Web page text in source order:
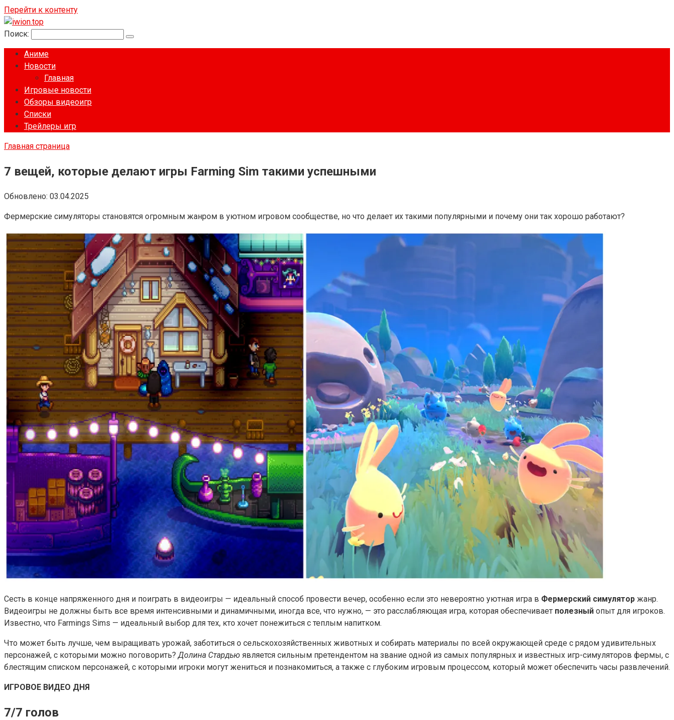
Перейти к контенту
Поиск:
Аниме
Новости
Главная
Игровые новости
Обзоры видеоигр
Списки
Трейлеры игр
Главная страница
7 вещей, которые делают игры Farming Sim такими успешными
Обновлено: 03.04.2025
Фермерские симуляторы становятся огромным жанром в уютном игровом сообществе, но что делает их такими популярными и почему они так хорошо работают?
Сесть в конце напряженного дня и поиграть в видеоигры — идеальный способ провести вечер, особенно если это невероятно уютная игра в Фермерский симулятор жанр.
Видеоигры не должны быть все время интенсивными и динамичными, иногда все, что нужно, — это расслабляющая игра, которая обеспечивает полезный опыт для игроков.
Известно, что Farmings Sims — идеальный выбор для тех, кто хочет понежиться с теплым напитком.
Что может быть лучше, чем выращивать урожай, заботиться о сельскохозяйственных животных и собирать материалы по всей окружающей среде с рядом удивительных
персонажей, с которыми можно поговорить?Долина Стардью является сильным претендентом на звание одной из самых популярных и известных игр-симуляторов фермы, с
блестящим списком персонажей, с которыми игроки могут жениться и познакомиться, а также с глубоким игровым процессом, который может обеспечить часы развлечений.
ИГРОВОЕ ВИДЕО ДНЯ
7/7 голов